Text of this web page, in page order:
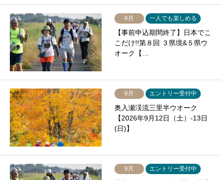
9月 一人でも楽しめる
【事前申込期間終了】日本でこ
こだけ!!第８回 ３県境&５県ウ
オーク【…
9月 エントリー受付中
奥入瀬渓流三里半ウオーク
【2026年9月12日（土）-13日
(日)】
9月 エントリー受付中